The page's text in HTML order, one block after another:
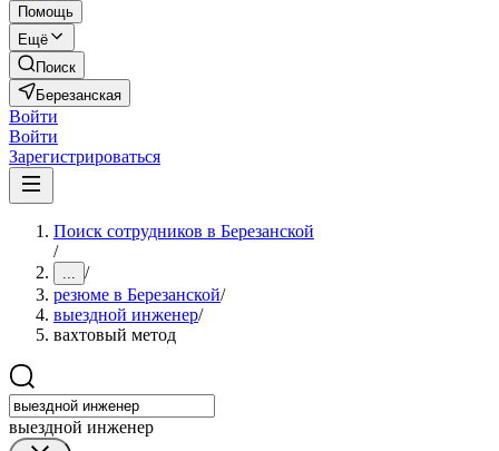
Помощь
Ещё
Поиск
Березанская
Войти
Войти
Зарегистрироваться
Поиск сотрудников в Березанской
/
... /
резюме в Березанской/
выездной инженер/
вахтовый метод
выездной инженер